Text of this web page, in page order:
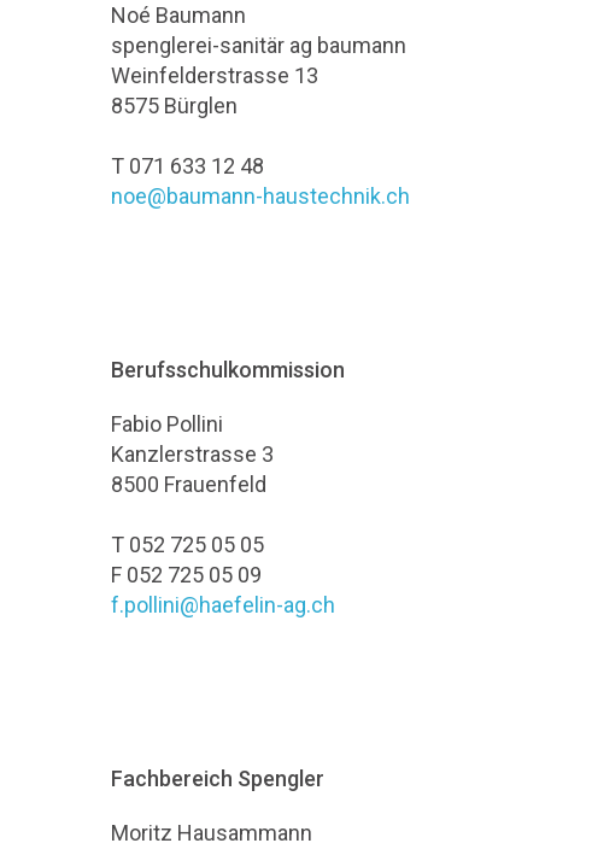
Noé Baumann
spenglerei-sanitär ag baumann
Weinfelderstrasse 13
8575 Bürglen
T 071 633 12 48
noe@baumann-haustechnik.ch
Berufsschulkommission
Fabio Pollini
Kanzlerstrasse 3
8500 Frauenfeld
T 052 725 05 05
F 052 725 05 09
f.pollini@haefelin-ag.ch
Fachbereich Spengler
Moritz Hausammann